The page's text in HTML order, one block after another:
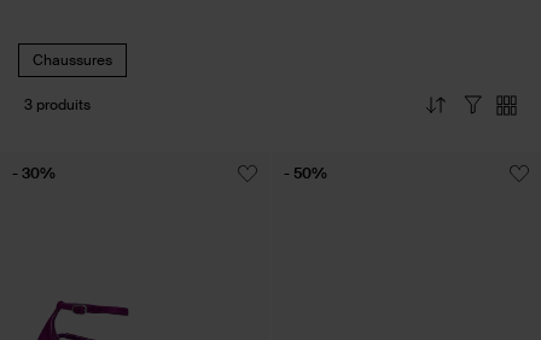
Chaussures
3 produits
- 30% - 50%